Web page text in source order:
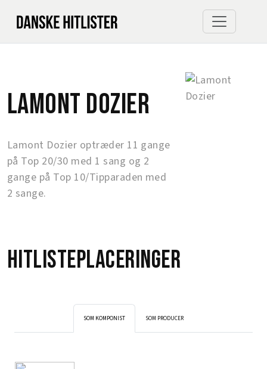
Lamont Dozier
Lamont Dozier optræder 11 gange
på Top 20/30 med 1 sang og 2
gange på Top 10/Tipparaden med
2 sange.
Hitlisteplaceringer
SOM KOMPONIST SOM PRODUCER